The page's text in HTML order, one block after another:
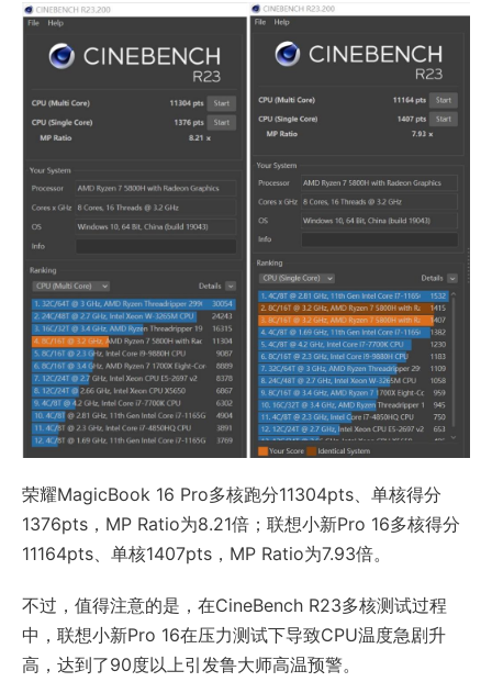
荣耀MagicBook 16 Pro多核跑分11304pts、单核得分
1376pts，MP Ratio为8.21倍；联想小新Pro 16多核得分
11164pts、单核1407pts，MP Ratio为7.93倍。
不过，值得注意的是，在CineBench R23多核测试过程
中，联想小新Pro 16在压力测试下导致CPU温度急剧升
高，达到了90度以上引发鲁大师高温预警。